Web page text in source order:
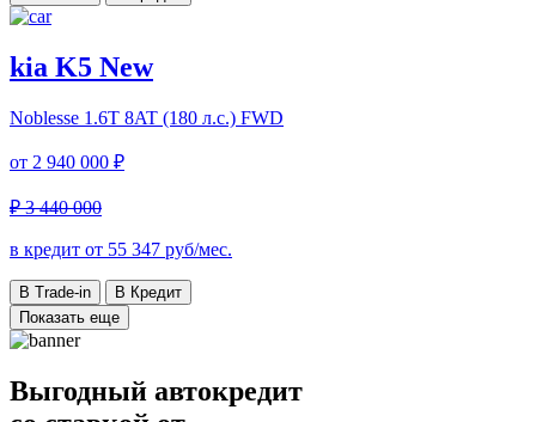
kia K5 New
Noblesse 1.6T 8AT (180 л.с.) FWD
от 2 940 000 ₽
₽ 3 440 000
в кредит от 55 347 руб/мес.
В Trade-in
В Кредит
Показать еще
Выгодный автокредит